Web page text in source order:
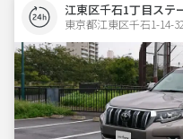
江東区千石1丁目ステ
東京都江東区千石1-14-32